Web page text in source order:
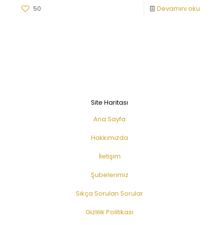
50 Devamını oku
Site Haritası
Ana Sayfa
Hakkımızda
İletişim
Şubelerimiz
Sıkça Sorulan Sorular
Gizlilik Politikası